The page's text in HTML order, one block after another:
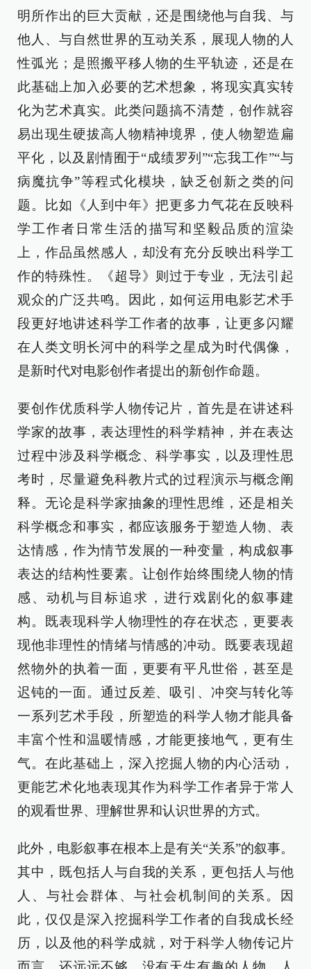
明所作出的巨大贡献，还是围绕他与自我、与
他人、与自然世界的互动关系，展现人物的人
性弧光；是照搬平移人物的生平轨迹，还是在
此基础上加入必要的艺术想象，将现实真实转
化为艺术真实。此类问题搞不清楚，创作就容
易出现生硬拔高人物精神境界，使人物塑造扁
平化，以及剧情囿于“成绩罗列”“忘我工作”“与
病魔抗争”等程式化模块，缺乏创新之类的问
题。比如《人到中年》把更多力气花在反映科
学工作者日常生活的描写和坚毅品质的渲染
上，作品虽然感人，却没有充分反映出科学工
作的特殊性。《超导》则过于专业，无法引起
观众的广泛共鸣。因此，如何运用电影艺术手
段更好地讲述科学工作者的故事，让更多闪耀
在人类文明长河中的科学之星成为时代偶像，
是新时代对电影创作者提出的新创作命题。
要创作优质科学人物传记片，首先是在讲述科
学家的故事，表达理性的科学精神，并在表达
过程中涉及科学概念、科学事实，以及理性思
考时，尽量避免科教片式的过程演示与概念阐
释。无论是科学家抽象的理性思维，还是相关
科学概念和事实，都应该服务于塑造人物、表
达情感，作为情节发展的一种变量，构成叙事
表达的结构性要素。让创作始终围绕人物的情
感、动机与目标追求，进行戏剧化的叙事建
构。既表现科学人物理性的存在状态，更要表
现他非理性的情绪与情感的冲动。既要表现超
然物外的执着一面，更要有平凡世俗，甚至是
迟钝的一面。通过反差、吸引、冲突与转化等
一系列艺术手段，所塑造的科学人物才能具备
丰富个性和温暖情感，才能更接地气，更有生
气。在此基础上，深入挖掘人物的内心活动，
更能艺术化地表现其作为科学工作者异于常人
的观看世界、理解世界和认识世界的方式。
此外，电影叙事在根本上是有关“关系”的叙事。
其中，既包括人与自我的关系，更包括人与他
人、与社会群体、与社会机制间的关系。因
此，仅仅是深入挖掘科学工作者的自我成长经
历，以及他的科学成就，对于科学人物传记片